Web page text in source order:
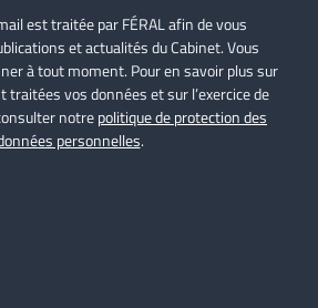
est traitée par FÉRAL afin de vous
et actualités du Cabinet. Vous
à tout moment. Pour en savoir plus sur
traitées vos données et sur l’exercice de
notrepolitique de protection des
personnelles.